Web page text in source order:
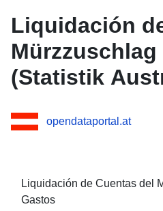
Liquidación
Mürzzuschlag
(Statistik
opendataportal.at
Liquidación de Cuentas del
Gastos